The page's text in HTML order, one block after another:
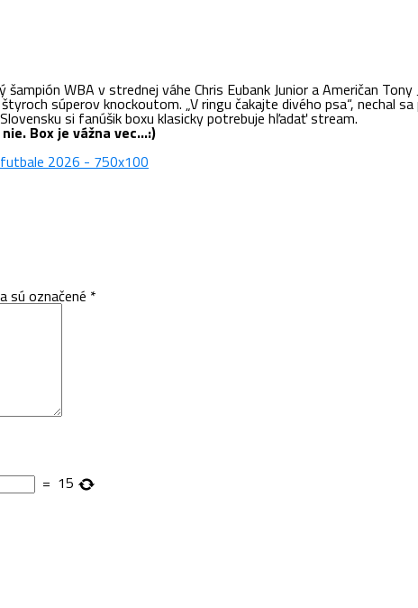
šampión WBA v strednej váhe Chris Eubank Junior a Američan
súperov knockoutom. „V ringu čakajte divého psa“, nechal
si fanúšik boxu klasicky potrebuje hľadať stream.
Box je vážna vec…:)
sú označené *
= 15